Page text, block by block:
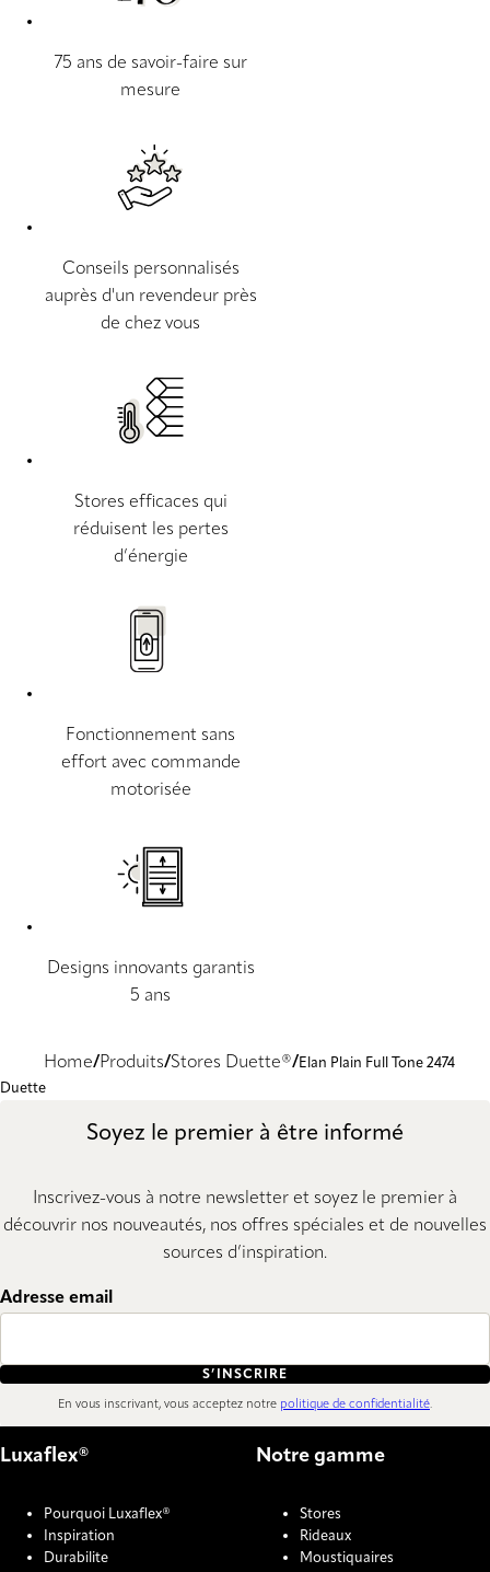
75 ans de savoir-faire sur
mesure
Conseils personnalisés
auprès d'un revendeur près
de chez vous
Stores efficaces qui
réduisent les pertes
d’énergie
Fonctionnement sans
effort avec commande
motorisée
Designs innovants garantis
5 ans
Home Produits Stores Duette®
Elan Plain Full Tone 2474
Duette
Soyez le premier à être informé
Inscrivez-vous à notre newsletter et soyez le premier à
découvrir nos nouveautés, nos offres spéciales et de nouvelles
sources d’inspiration.
Adresse email
S’INSCRIRE
En vous inscrivant, vous acceptez notre politique de confidentialité.
Luxaflex®
Pourquoi Luxaflex®
Inspiration
Durabilite
Notre gamme
Stores
Rideaux
Moustiquaires